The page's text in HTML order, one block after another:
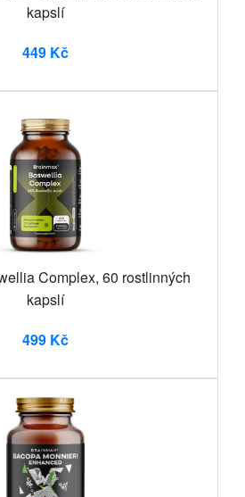
kapslí
449 Kč
Complex, 60 rostlinných
kapslí
499 Kč